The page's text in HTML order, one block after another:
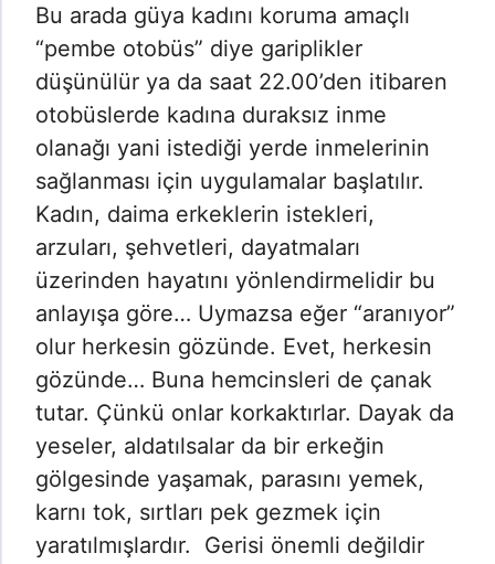
Bu arada güya kadını koruma amaçlı
“pembe otobüs” diye gariplikler
düşünülür ya da saat 22.00’den itibaren
otobüslerde kadına duraksız inme
olanağı yani istediği yerde inmelerinin
sağlanması için uygulamalar başlatılır.
Kadın, daima erkeklerin istekleri,
arzuları, şehvetleri, dayatmaları
üzerinden hayatını yönlendirmelidir bu
anlayışa göre… Uymazsa eğer “aranıyor”
olur herkesin gözünde. Evet, herkesin
gözünde… Buna hemcinsleri de çanak
tutar. Çünkü onlar korkaktırlar. Dayak da
yeseler, aldatılsalar da bir erkeğin
gölgesinde yaşamak, parasını yemek,
karnı tok, sırtları pek gezmek için
yaratılmışlardır. Gerisi önemli değildir